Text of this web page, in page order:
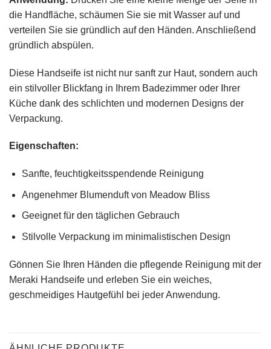
die Handfläche, schäumen Sie sie mit Wasser auf und
verteilen Sie sie gründlich auf den Händen. Anschließend
gründlich abspülen.
Diese Handseife ist nicht nur sanft zur Haut, sondern auch
ein stilvoller Blickfang in Ihrem Badezimmer oder Ihrer
Küche dank des schlichten und modernen Designs der
Verpackung.
Eigenschaften:
Sanfte, feuchtigkeitsspendende Reinigung
Angenehmer Blumenduft von Meadow Bliss
Geeignet für den täglichen Gebrauch
Stilvolle Verpackung im minimalistischen Design
Gönnen Sie Ihren Händen die pflegende Reinigung mit der
Meraki Handseife und erleben Sie ein weiches,
geschmeidiges Hautgefühl bei jeder Anwendung.